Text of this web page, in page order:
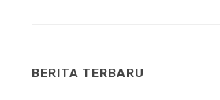
BERITA TERBARU